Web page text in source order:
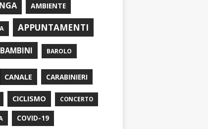
AMBIENTE
APPUNTAMENTI
BAMBINI BAROLO
CANALE CARABINIERI
CICLISMO CONCERTO
COVID-19